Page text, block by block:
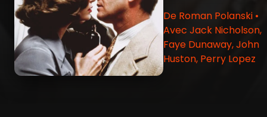
De Roman Polanski •
Avec Jack Nicholson,
Faye Dunaway, John
Huston, Perry Lopez